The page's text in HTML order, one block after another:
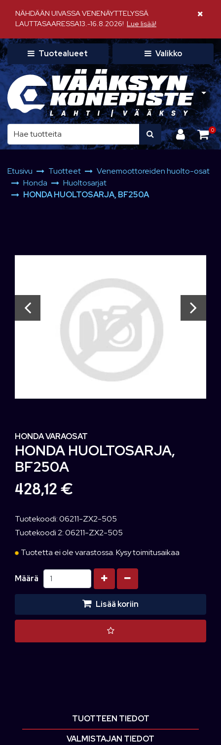
NÄHDÄÄN UIVASSA VENENÄYTTELYSSÄ
LAUTTASAARESSA13.-16.8.2026! Lue lisää!
Sulje
Tuotealueet Valikko
0
Etusivu Tuotteet
Venemoottoreiden huolto-osat
Honda
Huoltosarjat
HONDA HUOLTOSARJA, BF250A
HONDA VARAOSAT
HONDA HUOLTOSARJA,
BF250A
428,12 €
Tuotekoodi: 06211-ZX2-505
Tuotekoodi 2: 06211-ZX2-505
Tuotetta ei ole varastossa. Kysy toimitusaikaa
Määrä Kasvata määrää
Vähennä määrää
Lisää koriin
TUOTTEEN TIEDOT
VALMISTAJAN TIEDOT